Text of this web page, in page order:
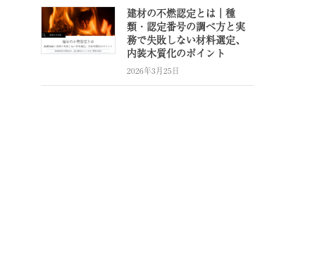
建材の不燃認定とは｜種
類・認定番号の調べ方と実
務で失敗しない材料選定、
内装木質化のポイント
2026年3月25日